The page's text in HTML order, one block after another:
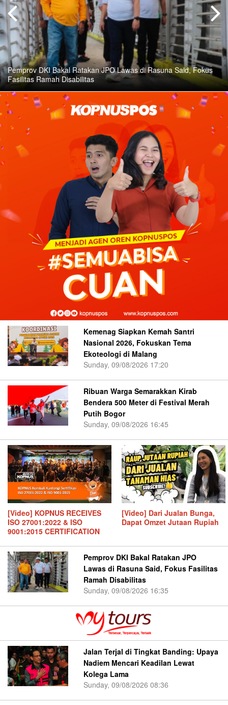
Pemprov DKI Bakal Ratakan JPO Lawas di Rasuna Said, Fokus
Fasilitas Ramah Disabilitas
Kemenag Siapkan Kemah Santri
Nasional 2026, Fokuskan Tema
Ekoteologi di Malang
Sunday, 09/08/2026 17:20
Ribuan Warga Semarakkan Kirab
Bendera 500 Meter di Festival Merah
Putih Bogor
Sunday, 09/08/2026 16:45
[Video] KOPNUS RECEIVES
ISO 27001:2022 & ISO
9001:2015 CERTIFICATION
[Video] Dari Jualan Bunga,
Dapat Omzet Jutaan Rupiah
Pemprov DKI Bakal Ratakan JPO
Lawas di Rasuna Said, Fokus Fasilitas
Ramah Disabilitas
Sunday, 09/08/2026 16:35
Jalan Terjal di Tingkat Banding: Upaya
Nadiem Mencari Keadilan Lewat
Kolega Lama
Sunday, 09/08/2026 08:36